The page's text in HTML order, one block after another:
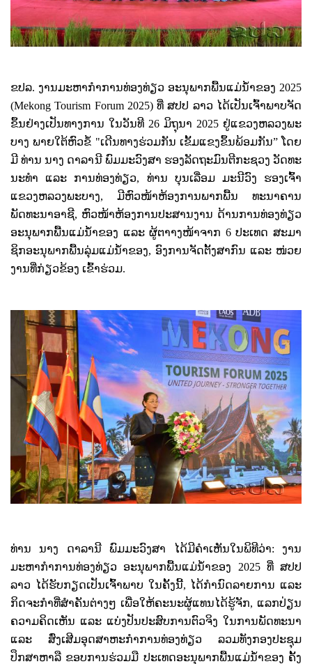
ຂປລ. ງານມະຫາກໍາການທ່ອງທ່ຽວ ອະນຸພາກພື້ນແມ່ນໍ້າຂອງ 2025
(Mekong Tourism Forum 2025)ທີ່ ສປປ ລາວ ໄດ້ເປັນເຈົ້າພາບຈັດ
ຂຶ້ນຢ່າງເປັນທາງການ ໃນວັນທີ 26 ມິຖຸນາ 2025 ຢູ່ແຂວງຫລວງພະ
ບາງ ພາຍໃຕ້ຫົວຂໍ້ "ເດີນທາງຮ່ວມກັນ ເຂັ້ມແຂງຂຶ້ນພ້ອມກັນ” ​ໂດຍ
ມີ ທ່ານ ນາງ ດາລານີ ພົມມະວົງສາ ຮອງລັດຖະມົນຕີກະຊວງ ວັດທະ
ນະທໍາ ແລະ ການທ່ອງທ່ຽວ, ທ່ານ ບຸນເລື່ອມ ມະນີວົງ ຮອງເຈົ້າ
ແຂວງຫລວງພະບາງ, ມີຫົວໜ້າຫ້ອງການພາກພື້ນ ທະນາຄານ
ພັດທະນາອາຊີ, ຫົວໜ້າຫ້ອງການປະສານງານ ດ້ານການທ່ອງທ່ຽວ
ອະນຸພາກພື້ນແມ່ນໍ້າຂອງ ແລະ ຜູ້ຕາາງໜ້າຈາກ 6ປະເທດ ສະມາ
ຊິກອະນຸພາກພື້ນລຸ່ມແມ່ນໍ້າຂອງ, ອົງການຈັດຕັ້ງສາກົນ ແລະ ໜ່ວຍ
ງານທີ່ກ່ຽວຂ້ອງ ເຂົ້າຮ່ວມ.
ທ່ານ ນາງ ດາລານີ ພົມມະວົງສາ ​ໄດ້​ມີ​ຄໍາ​ເຫັນ​ໃນ​ພິທີວ່າ: ງານ
ມະຫາກໍາການທ່ອງທ່ຽວ ອະນຸພາກພື້ນແມ່ນໍ້າຂອງ 2025ທີ່ ສປປ
ລາວ ໄດ້ຮັບກຽດເປັນເຈົ້າພາບ ໃນຄັ້ງນີ້, ໄດ້ກໍານົດລາຍການ ແລະ
ກິດຈະກຳທີ່ສໍາຄັນຕ່າງໆ ເພື່ອໃຫ້ຄະນະຜູ້ແທນໄດ້ຮູ້ຈັກ, ແລກປ່ຽນ
ຄວາມຄິດເຫັນ ແລະ ແບ່ງປັນປະສົບການຕົວຈິງ ໃນການພັດທະນາ
ແລະ ສົ່ງເສີມອຸດສາຫະກໍາການທ່ອງທ່ຽວ ລວມທັງກອງປະຊຸມ
ປຶກສາຫາລື ຂອບການຮ່ວມມື ປະເທດອະນຸພາກພື້ນແມ່ນໍ້າຂອງ ຄັ້ງ